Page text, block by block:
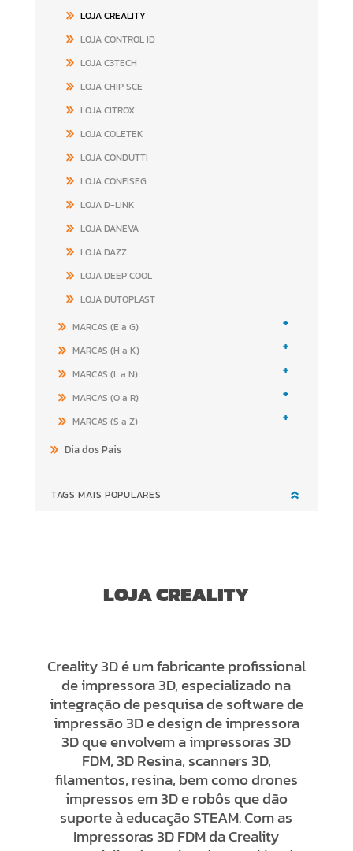
LOJA CREALITY
LOJA CONTROL ID
LOJA C3TECH
LOJA CHIP SCE
LOJA CITROX
LOJA COLETEK
LOJA CONDUTTI
LOJA CONFISEG
LOJA D-LINK
LOJA DANEVA
LOJA DAZZ
LOJA DEEP COOL
LOJA DUTOPLAST
MARCAS (E a G)
+
MARCAS (H a K) +
MARCAS (L a N) +
MARCAS (O a R) +
MARCAS (S a Z) +
Dia dos Pais
TAGS MAIS POPULARES
LOJA CREALITY
Creality 3D é um fabricante profissional
de impressora 3D, especializado na
integração de pesquisa de software de
impressão 3D e design de impressora
3D que envolvem a impressoras 3D
FDM, 3D Resina, scanners 3D,
filamentos, resina, bem como drones
impressos em 3D e robôs que dão
suporte à educação STEAM. Com as
Impressoras 3D FDM da Creality